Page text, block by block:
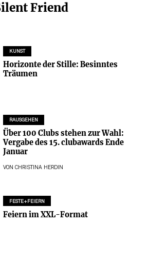
Friend
KUNST
Horizonte der Stille: Besinntes
Träumen
RAUSGEHEN
Über 100 Clubs stehen zur Wahl:
Vergabe des 15. clubawards Ende
Januar
VON CHRISTINA HERDIN
FESTE+FEIERN
Feiern im XXL-Format